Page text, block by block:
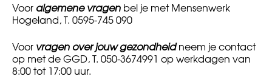
Voor algemene vragen bel je met Mensenwerk
Hogeland, T. 0595-745 090
Voor vragen over jouw gezondheidneem je contact
op met de GGD, T. 050-3674991 op werkdagen van
8:00 tot 17:00 uur.